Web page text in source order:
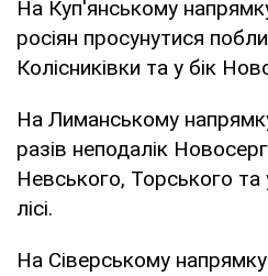
На Куп'янському
росіян просунутися
Колісниківки та у бік
На Лиманському
разів неподалік
Невського, Торського
лісі.
На Сіверському напрямку